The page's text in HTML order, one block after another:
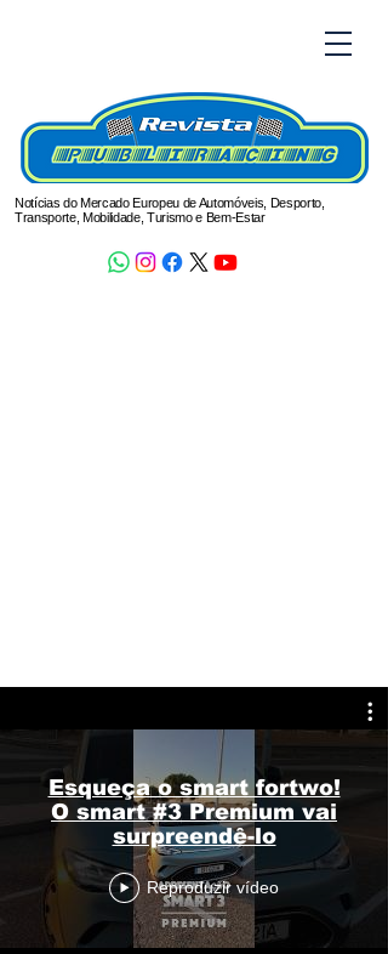
Notícias do Mercado Europeu de Automóveis, Desporto,
Transporte, Mobilidade, Turismo e Bem-Estar
Esqueça o smart fortwo!
O smart #3 Premium vai
surpreendê-lo
Reproduzir vídeo